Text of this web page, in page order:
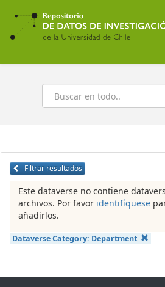
Ir
contenido
principal
Buscar
Filtrar resultados
Este dataverse no contiene
archivos. Por favor identifíquese
añadirlos.
Dataverse Category: Department